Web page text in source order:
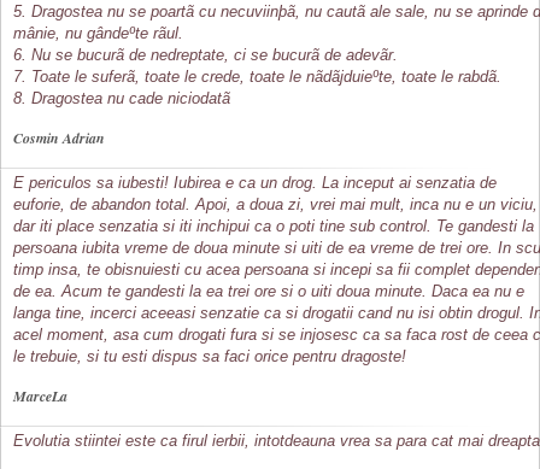
5. Dragostea nu se poartã cu necuviinþã, nu cautã ale sale, nu se aprinde
mânie, nu gândeºte rãul.
6. Nu se bucurã de nedreptate, ci se bucurã de adevãr.
7. Toate le suferã, toate le crede, toate le nãdãjduieºte, toate le rabdã.
8. Dragostea nu cade niciodatã
Cosmin Adrian
E periculos sa iubesti! Iubirea e ca un drog. La inceput ai senzatia de
euforie, de abandon total. Apoi, a doua zi, vrei mai mult, inca nu e un viciu,
dar iti place senzatia si iti inchipui ca o poti tine sub control. Te gandesti la
persoana iubita vreme de doua minute si uiti de ea vreme de trei ore. In
timp insa, te obisnuiesti cu acea persoana si incepi sa fii complet
de ea. Acum te gandesti la ea trei ore si o uiti doua minute. Daca ea nu e
langa tine, incerci aceeasi senzatie ca si drogatii cand nu isi obtin drogul.
acel moment, asa cum drogati fura si se injosesc ca sa faca rost de ceea
le trebuie, si tu esti dispus sa faci orice pentru dragoste!
MarceLa
Evolutia stiintei este ca firul ierbii, intotdeauna vrea sa para cat mai dreapta